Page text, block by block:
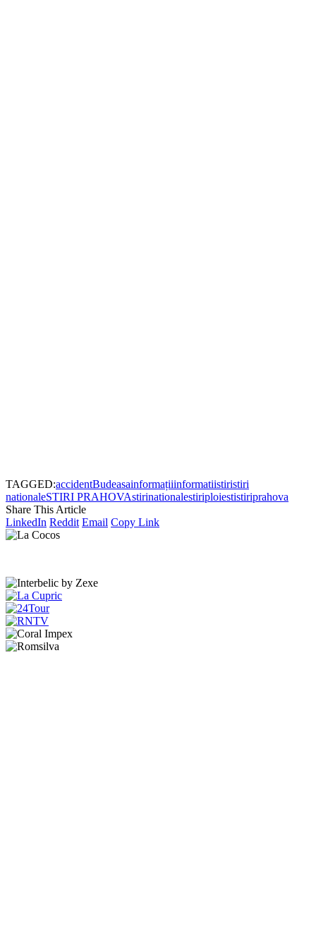
TAGGED:accidentBudeasainformațiiinformatiistiristiri
nationaleSTIRI PRAHOVAstirinationalestiriploiestistiriprahova
Share This Article
LinkedIn Reddit Email Copy Link